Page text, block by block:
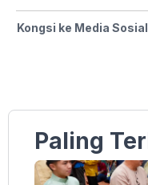
Kongsi ke Media
Paling